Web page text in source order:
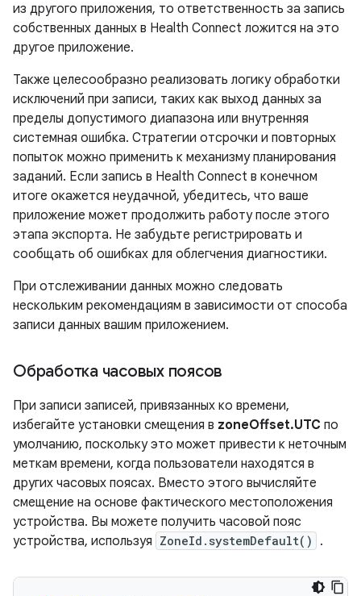
из другого приложения, то ответственность за запись
собственных данных в Health Connect ложится на это
другое приложение.
Также целесообразно реализовать логику обработки
исключений при записи, таких как выход данных за
пределы допустимого диапазона или внутренняя
системная ошибка. Стратегии отсрочки и повторных
попыток можно применить к механизму планирования
заданий. Если запись в Health Connect в конечном
итоге окажется неудачной, убедитесь, что ваше
приложение может продолжить работу после этого
этапа экспорта. Не забудьте регистрировать и
сообщать об ошибках для облегчения диагностики.
При отслеживании данных можно следовать
нескольким рекомендациям в зависимости от способа
записи данных вашим приложением.
Обработка часовых поясов
При записи записей, привязанных ко времени,
избегайте установки смещения в zoneOffset.UTC по
умолчанию, поскольку это может привести к неточным
меткам времени, когда пользователи находятся в
других часовых поясах. Вместо этого вычисляйте
смещение на основе фактического местоположения
устройства. Вы можете получить часовой пояс
устройства, используя ZoneId.systemDefault() .